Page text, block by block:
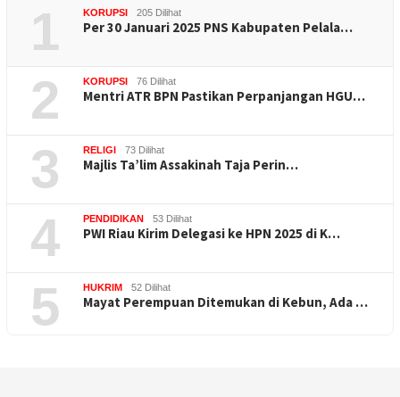
1 KORUPSI 205 Dilihat
Per 30 Januari 2025 PNS Kabupaten Pelala…
2 KORUPSI 76 Dilihat
Mentri ATR BPN Pastikan Perpanjangan HGU…
3 RELIGI 73 Dilihat
Majlis Ta’lim Assakinah Taja Perin…
4 PENDIDIKAN 53 Dilihat
PWI Riau Kirim Delegasi ke HPN 2025 di K…
5 HUKRIM 52 Dilihat
Mayat Perempuan Ditemukan di Kebun, Ada …